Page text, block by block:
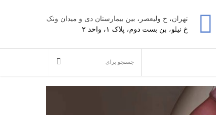
تهران، خ ولیعصر، بین بیمارستان دی و میدان ونک
خ نیلو، بن بست دوم، پلاک ۱، واحد ۲